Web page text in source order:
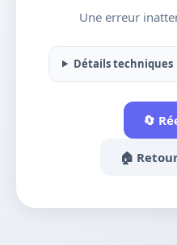
Une erreur
Détails techniques
🔄
🏠